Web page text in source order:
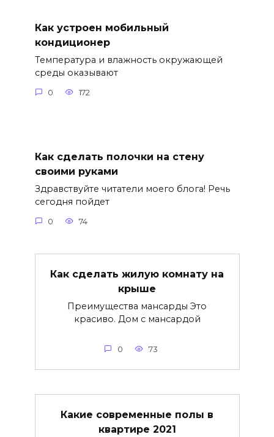
Как устроен мобильный
кондиционер
Температура и влажность окружающей
среды оказывают
0 172
Как сделать полочки на стену
своими руками
Здравствуйте читатели моего блога! Речь
сегодня пойдет
0 74
Как сделать жилую комнату на
крыше
Преимущества мансарды Это
красиво. Дом с мансардой
0 73
Какие современные полы в
квартире 2021